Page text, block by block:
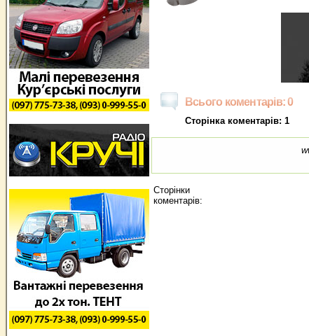
Всього коментарів: 0
Сторінка коментарів: 1
Сторінки
коментарів: